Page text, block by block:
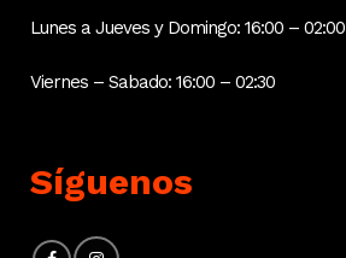
Lunes a Jueves y Domingo: 16:00 – 02:00
Viernes – Sabado: 16:00 – 02:30
Síguenos